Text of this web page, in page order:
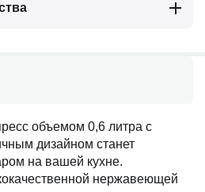
объемом 0,6 литра с
дизайном станет
на вашей кухне.
нержавеющей